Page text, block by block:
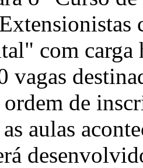
com carga
vagas
de
aulas